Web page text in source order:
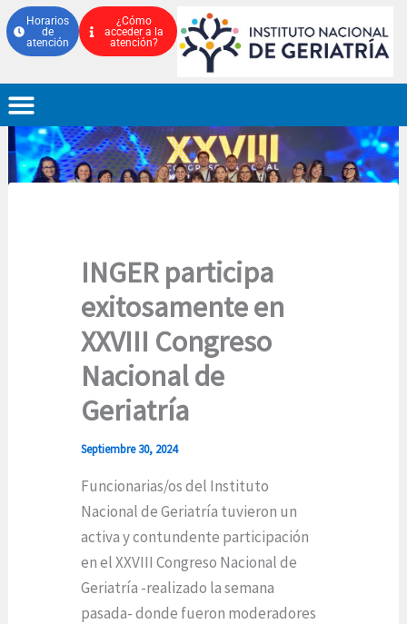
al
contenido
Horarios
de
atención
¿Cómo
acceder a la
atención?
INGER participa
exitosamente en
XXVIII Congreso
Nacional de
Geriatría
Septiembre 30, 2024
Funcionarias/os del Instituto
Nacional de Geriatría tuvieron un
activa y contundente participación
en el XXVIII Congreso Nacional de
Geriatría -realizado la semana
pasada- donde fueron moderadores